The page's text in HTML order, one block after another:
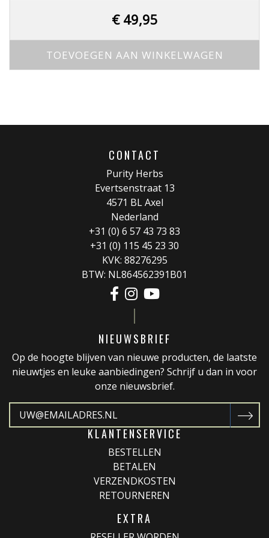
€49,95
TOEVOEGEN AAN WINKELWAGEN
CONTACT
Purity Herbs
Evertsenstraat 13
4571 BL Axel
Nederland
+31 (0) 6 57 43 73 83
+31 (0) 115 45 23 30
KVK: 88276295
BTW: NL864562391B01
NIEUWSBRIEF
Op de hoogte blijven van nieuwe producten, de laatste
nieuwtjes en leuke aanbiedingen? Schrijf u dan in voor
onze nieuwsbrief.
KLANTENSERVICE
BESTELLEN
BETALEN
VERZENDKOSTEN
RETOURNEREN
EXTRA